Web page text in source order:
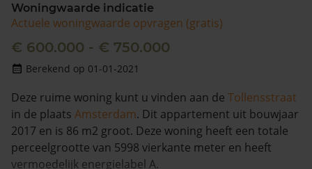
Woningwaarde indicatie
Actuele woningwaarde opvragen (gratis)
€ 600.000 - € 750.000
Berekend op 01-01-2021
Deze ruime woning kunt u vinden aan de Tollensstraat
in de plaats Amsterdam. Dit appartement uit bouwjaar
2017 en is 86 m2 groot. Deze woning heeft een totale
perceelgrootte van 5998 vierkante meter en heeft
vermoedelijk energielabel A.